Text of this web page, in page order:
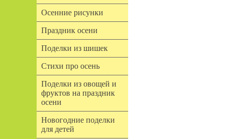
Осенние рисунки
Праздник осени
Поделки из шишек
Стихи про осень
Поделки из овощей и
фруктов на праздник
осени
Новогодние поделки
для детей